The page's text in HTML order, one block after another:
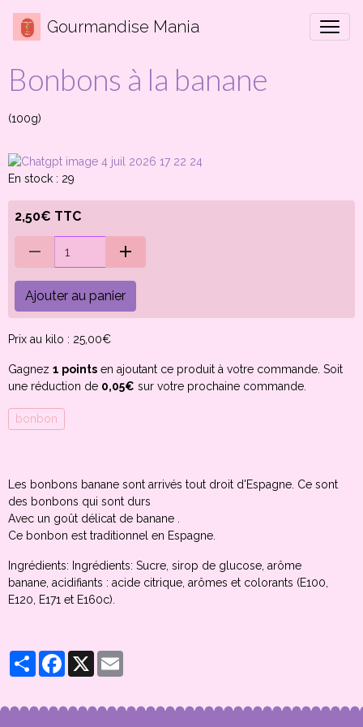
Gourmandise Mania
Bonbons à la banane
(100g)
En stock : 29
2,50€ TTC
Ajouter au panier
Prix au kilo : 25,00€
Gagnez 1 points en ajoutant ce produit à votre commande. Soit
une réduction de 0,05€ sur votre prochaine commande.
bonbon
Les bonbons banane sont arrivés tout droit d'Espagne. Ce sont
des bonbons qui sont durs
Avec un goût délicat de banane .
Ce bonbon est traditionnel en Espagne.
Ingrédients: Ingrédients: Sucre, sirop de glucose, arôme
banane, acidifiants : acide citrique, arômes et colorants (E100,
E120, E171 et E160c).
PartagerFacebook
X